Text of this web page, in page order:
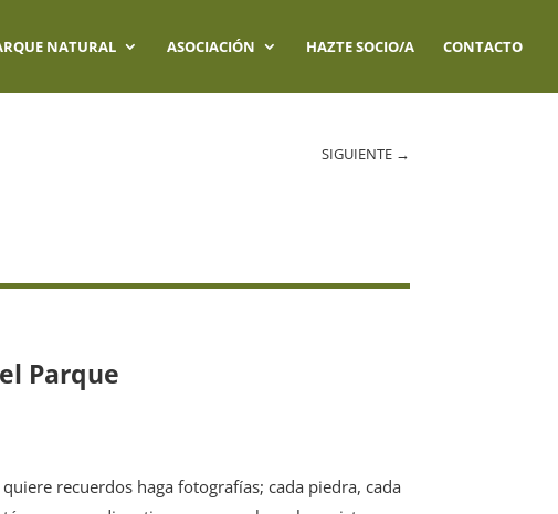
NATURAL ASOCIACIÓN HAZTE SOCIO/A CONTACTO
SIGUIENTE →
Parque
recuerdos haga fotografías; cada piedra, cada